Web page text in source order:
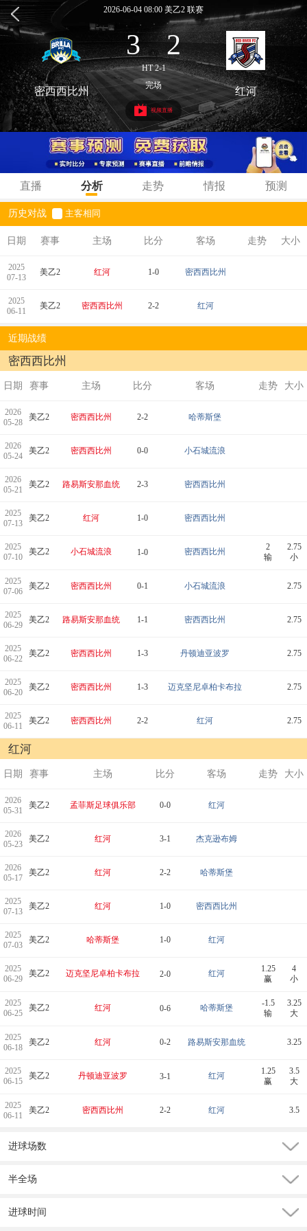
2026-06-04 08:00 美乙2 联赛
3 : 2
HT 2-1
密西西比州 完场 红河
视频直播
直播 分析 走势 情报 预测
历史对战 主客相同
日期 赛事 主场 比分 客场 走势 大小
2025
07-13
美乙2 红河 1-0 密西西比州
2025
06-11
美乙2 密西西比州 2-2 红河
近期战绩
密西西比州
日期 赛事 主场 比分 客场 走势 大小
2026
05-28
美乙2 密西西比州 2-2 哈蒂斯堡
2026
05-24
美乙2 密西西比州 0-0 小石城流浪
2026
05-21
美乙2 路易斯安那血统 2-3 密西西比州
2025
07-13
美乙2 红河 1-0 密西西比州
2025
07-10
美乙2 小石城流浪 1-0 密西西比州
2
输
2.75
小
2025
07-06
美乙2 密西西比州 0-1 小石城流浪 2.75
2025
06-29
美乙2 路易斯安那血统 1-1 密西西比州 2.75
2025
06-22
美乙2 密西西比州 1-3 丹顿迪亚波罗 2.75
2025
06-20
美乙2 密西西比州 1-3 迈克坚尼卓柏卡布拉 2.75
2025
06-11
美乙2 密西西比州 2-2 红河 2.75
红河
日期 赛事 主场 比分 客场 走势 大小
2026
05-31
美乙2 孟菲斯足球俱乐部 0-0 红河
2026
05-23
美乙2 红河 3-1 杰克逊布姆
2026
05-17
美乙2 红河 2-2 哈蒂斯堡
2025
07-13
美乙2 红河 1-0 密西西比州
2025
07-03
美乙2 哈蒂斯堡 1-0 红河
2025
06-29
美乙2 迈克坚尼卓柏卡布拉 2-0 红河
1.25
赢
4
小
2025
06-25
美乙2 红河 0-6 哈蒂斯堡
-1.5
输
3.25
大
2025
06-18
美乙2 红河 0-2 路易斯安那血统 3.25
2025
06-15
美乙2 丹顿迪亚波罗 3-1 红河
1.25
赢
3.5
大
2025
06-11
美乙2 密西西比州 2-2 红河 3.5
进球场数
半全场
进球时间